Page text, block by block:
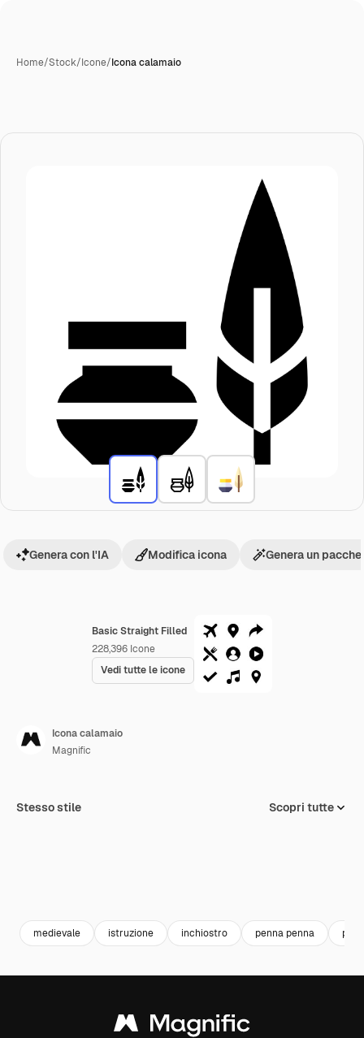
Home/Stock/Icone/Icona calamaio
Basic Straight Filled
228,396 Icone
Vedi tutte le icone
Genera con l'IA Modifica icona Genera un
Icona calamaio
Magnific
Stesso stile Scopri tutte
medievale istruzione inchiostro penna penna